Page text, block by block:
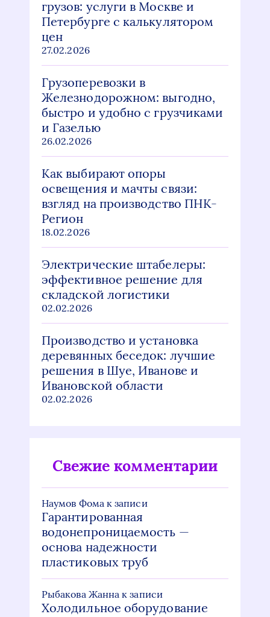
грузов: услуги в Москве и
Петербурге с калькулятором
цен
27.02.2026
Грузоперевозки в
Железнодорожном: выгодно,
быстро и удобно с грузчиками
и Газелью
26.02.2026
Как выбирают опоры
освещения и мачты связи:
взгляд на производство ПНК-
Регион
18.02.2026
Электрические штабелеры:
эффективное решение для
складской логистики
02.02.2026
Производство и установка
деревянных беседок: лучшие
решения в Шуе, Иванове и
Ивановской области
02.02.2026
Свежие комментарии
Наумов Фома к записи
Гарантированная
водонепроницаемость —
основа надежности
пластиковых труб
Рыбакова Жанна к записи
Холодильное оборудование